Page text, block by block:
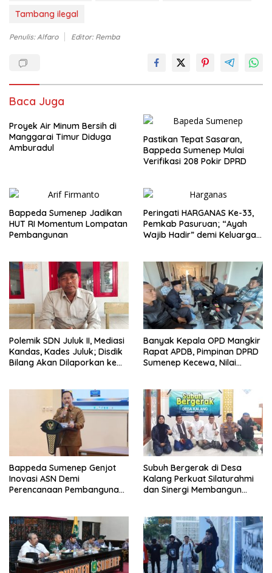
Tambang ilegal
Penulis: Alfaro Editor: Remba
Baca Juga
Proyek Air Minum Bersih di
Manggarai Timur Diduga
Amburadul
Pastikan Tepat Sasaran,
Bappeda Sumenep Mulai
Verifikasi 208 Pokir DPRD
Bappeda Sumenep Jadikan
HUT RI Momentum Lompatan
Pembangunan
Peringati HARGANAS Ke-33,
Pemkab Pasuruan; “Ayah
Wajib Hadir” demi Keluarga
Polemik SDN Juluk II, Mediasi
Kandas, Kades Juluk; Disdik
Bilang Akan Dilaporkan ke
Banyak Kepala OPD Mangkir
Rapat APDB, Pimpinan DPRD
Sumenep Kecewa, Nilai
Bappeda Sumenep Genjot
Inovasi ASN Demi
Perencanaan Pembangunan
Subuh Bergerak di Desa
Kalang Perkuat Silaturahmi
dan Sinergi Membangun